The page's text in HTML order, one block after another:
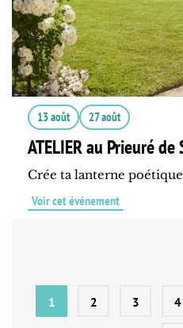
13 août 27 août
ATELIER au Prieuré de
Crée ta lanterne
Voir cet événement
1 2 3 4